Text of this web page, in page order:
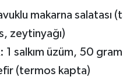
makarna salatası
zeytinyağı)
1 salkım üzüm, 50 gram
(termos kapta)